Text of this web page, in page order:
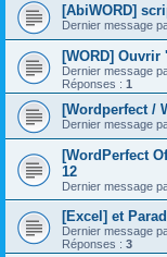
[AbiWORD]
Dernier message
[WORD]
Dernier message
Réponses : 1
[Wordperfect /
Dernier message
[WordPerfect
12
Dernier message
[Excel] et
Dernier message
Réponses : 3